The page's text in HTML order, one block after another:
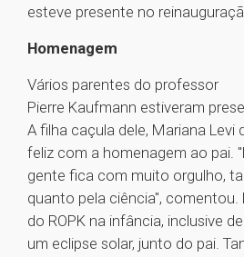
esteve presente no
Homenagem
Vários parentes do professor
Pierre Kaufmann estiveram
A filha caçula dele, Mariana Levi
feliz com a homenagem ao pai.
gente fica com muito orgulho,
quanto pela ciência", comentou.
do ROPK na infância, inclusive
um eclipse solar, junto do pai.